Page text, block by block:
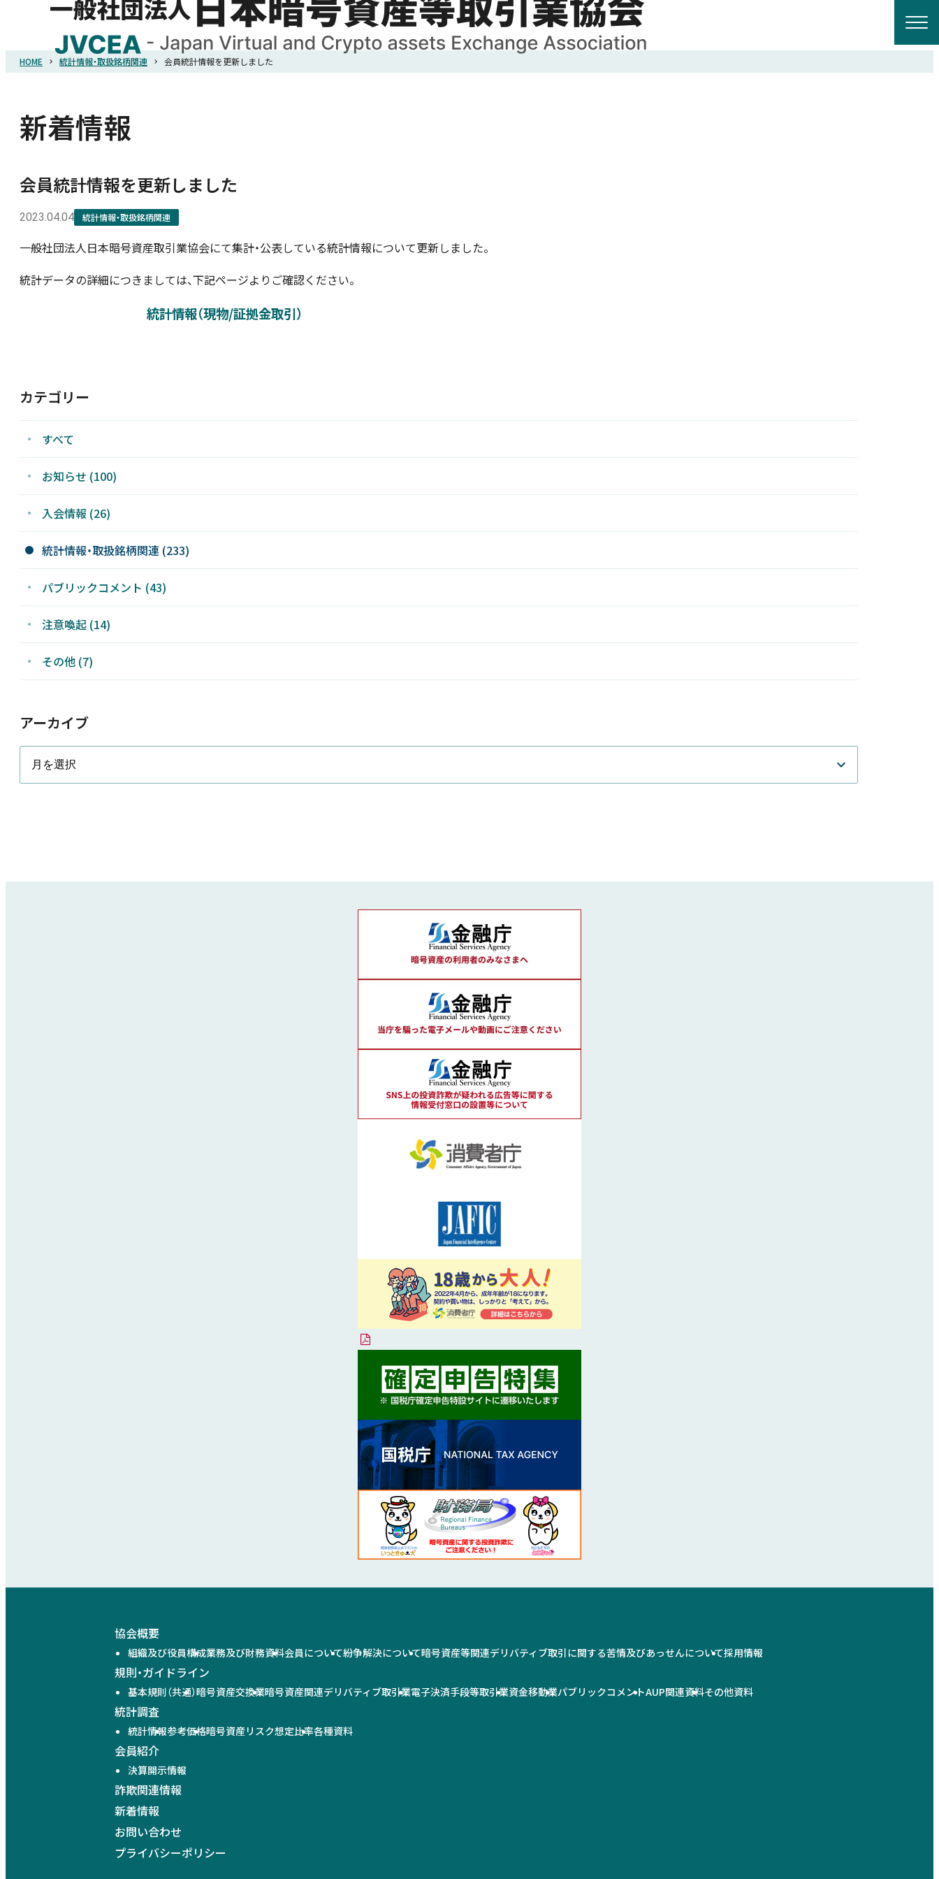
HOME
会員紹介
HOME 統計情報・取扱銘柄関連 会員統計情報を更新しました
新着情報
会員統計情報を更新しました
2023.04.04 統計情報・取扱銘柄関連
一般社団法人日本暗号資産取引業協会にて集計・公表している統計情報について更新しました。
統計データの詳細につきましては、下記ページよりご確認ください。
統計情報（現物/証拠金取引）
カテゴリー
すべて
お知らせ (100)
入会情報 (26)
統計情報・取扱銘柄関連 (233)
パブリックコメント (43)
注意喚起 (14)
その他 (7)
アーカイブ
協会概要
組織及び役員構成業務及び財務資料会員について紛争解決について暗号資産等関連デリバティブ取引に関する苦情及びあっせんについて採用情報
規則・ガイドライン
基本規則（共通）暗号資産交換業暗号資産関連デリバティブ取引業電子決済手段等取引業資金移動業パブリックコメントAUP関連資料その他資料
統計調査
統計情報参考価格暗号資産リスク想定比率各種資料
会員紹介
決算開示情報
詐欺関連情報
新着情報
お問い合わせ
プライバシーポリシー